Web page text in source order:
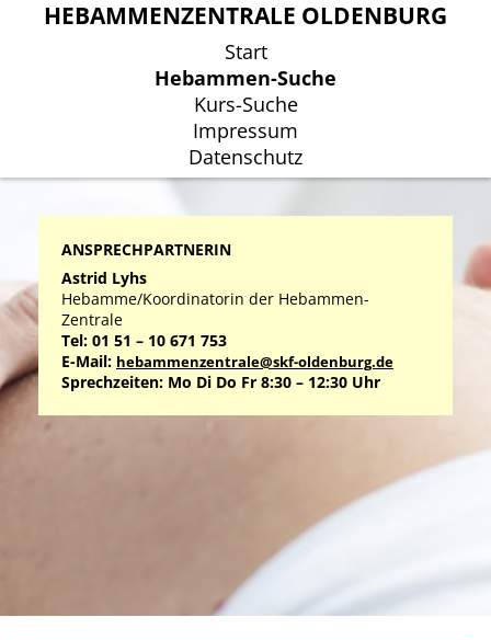
HEBAMMENZENTRALE OLDENBURG
Start
Hebammen-Suche
Kurs-Suche
Impressum
Datenschutz
HEBAMMENZENTRALE OLDENBURG
Start
Hebammen-Suche
Kurs-Suche
Impressum
Datenschutz
ANSPRECHPARTNERIN
Astrid Lyhs
Hebamme/Koordinatorin der Hebammen-
Zentrale
Tel: 01 51 – 10 671 753
E-Mail: hebammenzentrale@skf-oldenburg.de
Sprechzeiten: Mo Di Do Fr 8:30 – 12:30 Uhr